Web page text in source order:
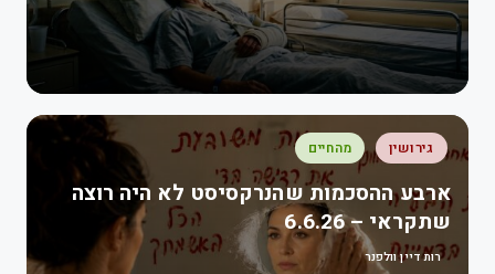
גירושין מהחיים
ארבע ההסכמות שהנרקסיסט לא היה רוצה
שתקראי – 6.6.26
רות דיין וולפנר